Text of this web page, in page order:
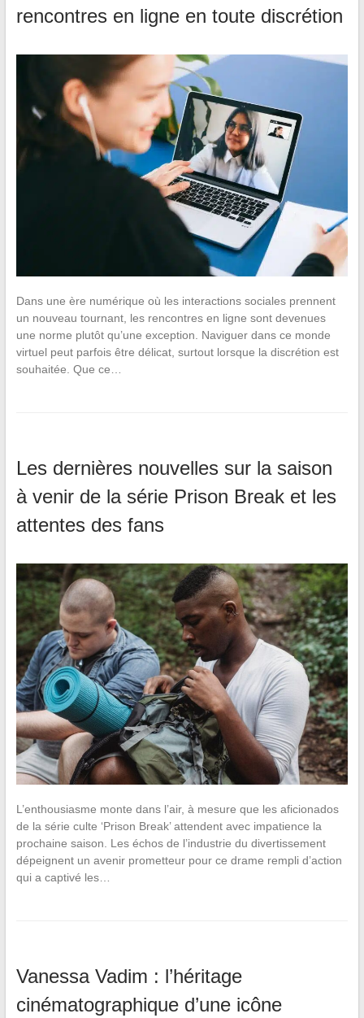
rencontres en ligne en toute discrétion
Dans une ère numérique où les interactions sociales prennent
un nouveau tournant, les rencontres en ligne sont devenues
une norme plutôt qu’une exception. Naviguer dans ce monde
virtuel peut parfois être délicat, surtout lorsque la discrétion est
souhaitée. Que ce…
Les dernières nouvelles sur la saison
à venir de la série Prison Break et les
attentes des fans
L’enthousiasme monte dans l’air, à mesure que les aficionados
de la série culte ‘Prison Break’ attendent avec impatience la
prochaine saison. Les échos de l’industrie du divertissement
dépeignent un avenir prometteur pour ce drame rempli d’action
qui a captivé les…
Vanessa Vadim : l’héritage
cinématographique d’une icône